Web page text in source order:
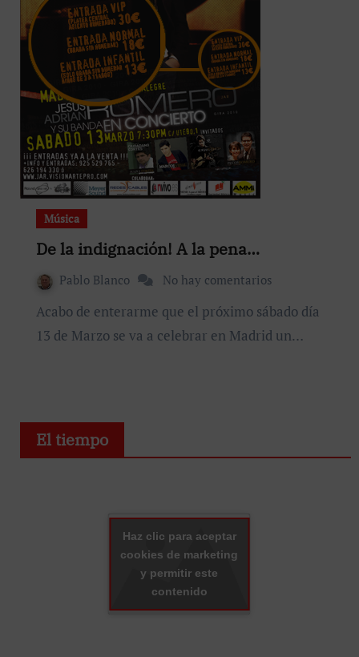
Música
De la indignación! A la pena…
Pablo Blanco No hay comentarios
Acabo de enterarme que el próximo sábado día
13 de Marzo se va a celebrar en Madrid un…
El tiempo
Haz clic para aceptar
cookies de marketing
y permitir este
contenido